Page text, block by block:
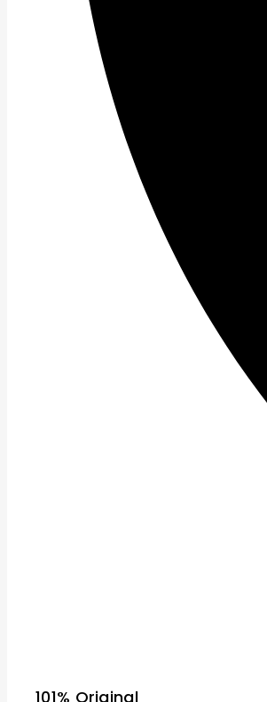
101% Original